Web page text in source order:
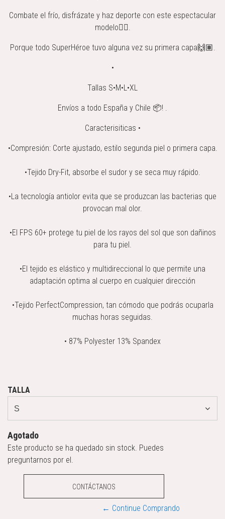
Combate el frío, disfrázate y haz deporte con este espectacular
modelo👌🏼.
Porque todo SuperHéroe tuvo alguna vez su primera capa🙌🏽.
•
Tallas S•M•L•XL
Envíos a todo España y Chile 📦! .
Caracterisiticas •
•Compresión: Corte ajustado, estilo segunda piel o primera capa.
•Tejido Dry-Fit, absorbe el sudor y se seca muy rápido.
•La tecnología antiolor evita que se produzcan las bacterias que
provocan mal olor.
•El FPS 60+ protege tu piel de los rayos del sol que son dañinos
para tu piel.
•El tejido es elástico y multidireccional lo que permite una
adaptación optima al cuerpo en cualquier dirección
•Tejido PerfectCompression, tan cómodo que podrás ocuparla
muchas horas seguidas.
• 87% Polyester 13% Spandex
TALLA
Agotado
Este producto se ha quedado sin stock. Puedes
preguntarnos por el.
CONTÁCTANOS
← Continue Comprando